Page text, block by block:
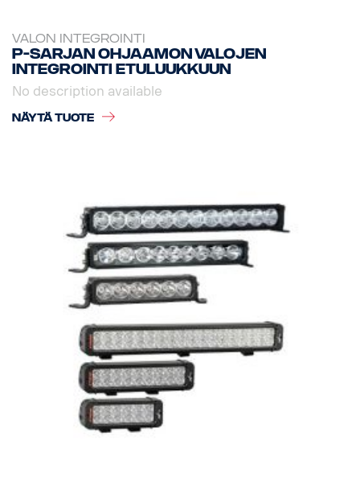
VALON INTEGROINTI
P-sarjan ohjaamon valojen
integrointi etuluukkuun
No description available
NÄYTÄ TUOTE